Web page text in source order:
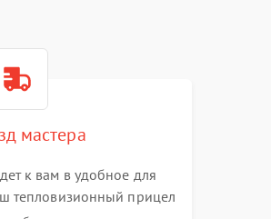
мастера
к вам в удобное для
тепловизионный прицел